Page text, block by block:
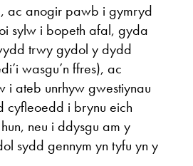
ac anogir pawb i gymryd
sylw i bopeth afal, gyda
trwy gydol y dydd
wasgu’n ffres), ac
i ateb unrhyw gwestiynau
cyfleoedd i brynu eich
neu i ddysgu am y
sydd gennym yn tyfu yn y